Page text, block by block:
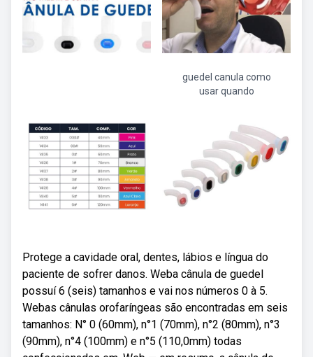
guedel canula como
usar quando
Protege a cavidade oral, dentes, lábios e língua do
paciente de sofrer danos. Weba cânula de guedel
possuí 6 (seis) tamanhos e vai nos números 0 à 5.
Webas cânulas orofaríngeas são encontradas em seis
tamanhos: N° 0 (60mm), n°1 (70mm), n°2 (80mm), n°3
(90mm), n°4 (100mm) e n°5 (110,0mm) todas